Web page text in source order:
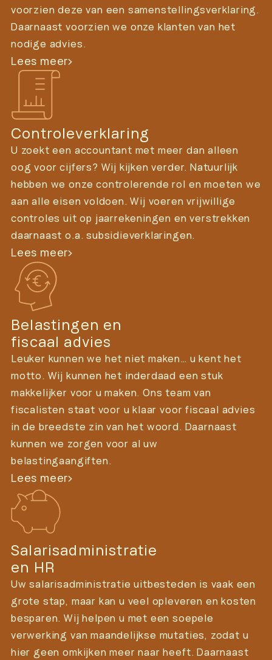
voorzien deze van een samenstellingsverklaring.
Daarnaast voorzien we onze klanten van het
nodige advies.
Lees meer
Controleverklaring
U zoekt een accountant met meer dan alleen
oog voor cijfers? Wij kijken verder. Natuurlijk
hebben we onze controlerende rol en moeten we
aan alle eisen voldoen. Wij voeren vrijwillige
controles uit op jaarrekeningen en verstrekken
daarnaast o.a. subsidieverklaringen.
Lees meer
Belastingen en
fiscaal advies
Leuker kunnen we het niet maken… u kent het
motto. Wij kunnen het inderdaad een stuk
makkelijker voor u maken. Ons team van
fiscalisten staat voor u klaar voor fiscaal advies
in de breedste zin van het woord. Daarnaast
kunnen we zorgen voor al uw
belastingaangiften.
Lees meer
Salarisadministratie
en HR
Uw salarisadministratie uitbesteden is vaak een
grote stap, maar kan u veel opleveren en kosten
besparen. Wij helpen u met een soepele
verwerking van maandelijkse mutaties, zodat u
hier geen omkijken meer naar heeft. Daarnaast